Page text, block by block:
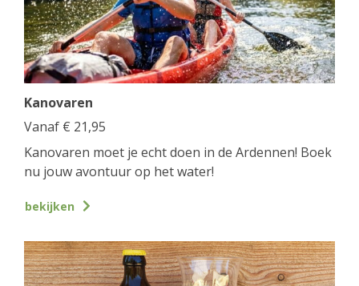
Kanovaren
Vanaf € 21,95
Kanovaren moet je echt doen in de Ardennen! Boek
nu jouw avontuur op het water!
bekijken